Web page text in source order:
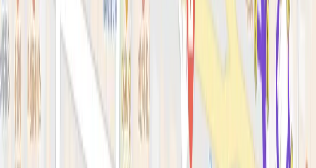
피부 고민별 가이드